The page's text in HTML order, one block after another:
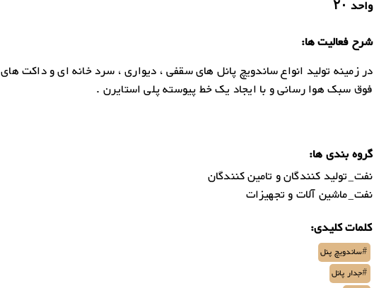
واحد ۲۰
شرح فعالیت ها:
در زمینه تولید انواع ساندویچ پانل های سقفی ، دیواری ، سرد خانه ای و داکت های
فوق سبک هوا رسانی و با ایجاد یک خط پیوسته پلی استایرن .
گروه بندی ها:
نفت_تولید کنندگان و تامین کنندگان
نفت_ماشین آلات و تجهیزات
کلمات کلیدی:
#ساندویچ پنل
#جدار پانل